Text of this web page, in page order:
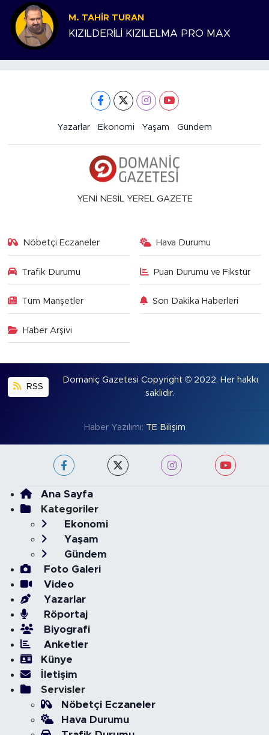
M. TAHIR TURAN
KIZILDERİLİ KIZILELMA PRO MAX
Yazarlar Ekonomi Yaşam Gündem
YENİ NESİL YEREL GAZETE
Nöbetçi Eczaneler Hava Durumu
Trafik Durumu Puan Durumu ve Fikstür
Tüm Manşetler Son Dakika Haberleri
Haber Arşivi
RSS
Domaniç Gazetesi Copyright © 2022. Her hakkı
saklıdır.
Haber Yazılımı: TE Bilişim
Ana Sayfa
Kategoriler
Ekonomi
Yaşam
Gündem
Foto Galeri
Video
Yazarlar
Röportaj
Biyografi
Anketler
Künye
İletişim
Servisler
Nöbetçi Eczaneler
Hava Durumu